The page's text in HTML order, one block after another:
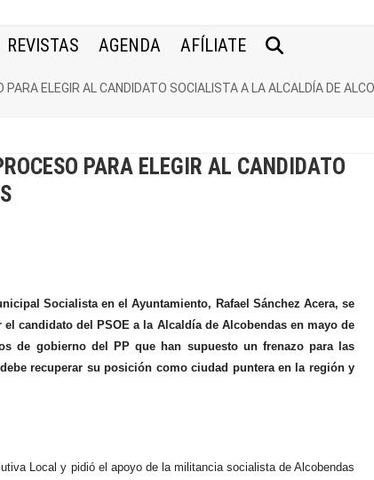
REVISTAS AGENDA AFÍLIATE
ELEGIR AL CANDIDATO SOCIALISTA A LA ALCALDÍA DE
PARA ELEGIR AL CANDIDATO
Socialista en el Ayuntamiento, Rafael Sánchez Acera, se
candidato del PSOE a la Alcaldía de Alcobendas en mayo de
de gobierno del PP que han supuesto un frenazo para las
recuperar su posición como ciudad puntera en la región y
Local y pidió el apoyo de la militancia socialista de Alcobendas